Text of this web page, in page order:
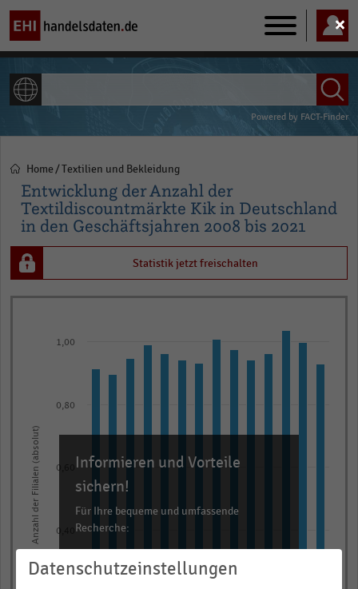
Main
navigation
Powered by FACT-Finder
Pfadnavigation
Home Textilien und Bekleidung
Entwicklung der Anzahl der
Textildiscountmärkte Kik in Deutschland
in den Geschäftsjahren 2008 bis 2021
Statistik jetzt freischalten
chart
has
axis
displaying
categories.
Range:
Anzahl der Filialen (absolut) 0,40
0,60
0,80
1,00
Informieren und Vorteile
sichern!
Für Ihre bequeme und umfassende
Recherche:
Über 300.000 Daten und Kennzahlen
Rund 25.000 Statistiken
Datenschutzeinstellungen